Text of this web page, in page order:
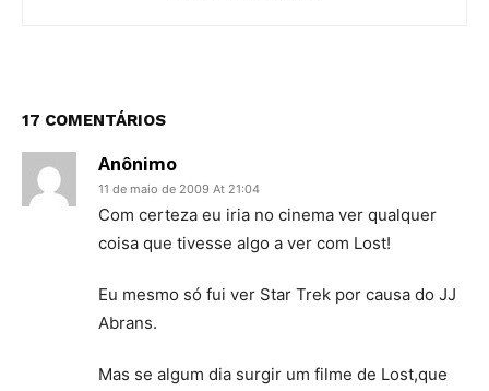
17 COMENTÁRIOS
Anônimo
11 de maio de 2009 At 21:04
Com certeza eu iria no cinema ver qualquer
coisa que tivesse algo a ver com Lost!
Eu mesmo só fui ver Star Trek por causa do JJ
Abrans.
Mas se algum dia surgir um filme de Lost,que